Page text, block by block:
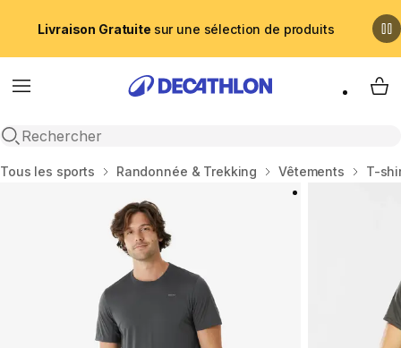
Livraison Gratuite sur une sélection de produits
Menu
Recherche ouverte
My
Accueil
Tous les sports Randonnée & Trekking Vêtements T-